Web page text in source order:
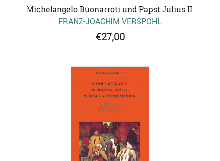
Michelangelo Buonarroti und Papst Julius II.
FRANZ-JOACHIM VERSPOHL
€27,00